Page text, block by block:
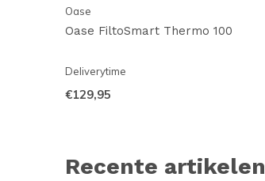
Oase
Oase FiltoSmart Thermo 100
Deliverytime
€129,95
Recente artikelen